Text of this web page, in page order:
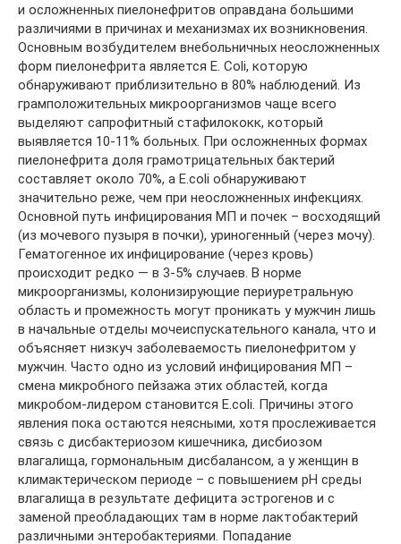
и осложненных пиелонефритов оправдана большими
различиями в причинах и механизмах их возникновения.
Основным возбудителем внебольничных неосложненных
форм пиелонефрита является E. Coli, которую
обнаруживают приблизительно в 80% наблюдений. Из
грамположительных микроорганизмов чаще всего
выделяют сапрофитный стафилококк, который
выявляется 10-11% больных. При осложненных формах
пиелонефрита доля грамотрицательных бактерий
составляет около 70%, а E.coli обнаруживают
значительно реже, чем при неосложненных инфекциях.
Основной путь инфицирования МП и почек – восходящий
(из мочевого пузыря в почки), уриногенный (через мочу).
Гематогенное их инфицирование (через кровь)
происходит редко — в 3-5% случаев. В норме
микроорганизмы, колонизирующие периуретральную
область и промежность могут проникать у мужчин лишь
в начальные отделы мочеиспускательного канала, что и
объясняет низкуч заболеваемость пиелонефритом у
мужчин. Часто одно из условий инфицирования МП –
смена микробного пейзажа этих областей, когда
микробом-лидером становится E.coli. Причины этого
явления пока остаются неясными, хотя прослеживается
связь с дисбактериозом кишечника, дисбиозом
влагалища, гормональным дисбалансом, а у женщин в
климактерическом периоде – с повышением рН среды
влагалища в результате дефицита эстрогенов и с
заменой преобладающих там в норме лактобактерий
различными энтеробактериями. Попадание